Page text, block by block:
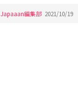
Japaaan編集部 2021/10/19